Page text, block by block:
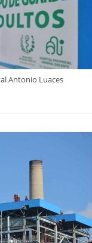
Antonio Luaces